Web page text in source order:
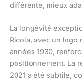
différente, mieux
La longévité
Ricola, avec un
années 1930,
positionnement. La
2021 a été subtile,